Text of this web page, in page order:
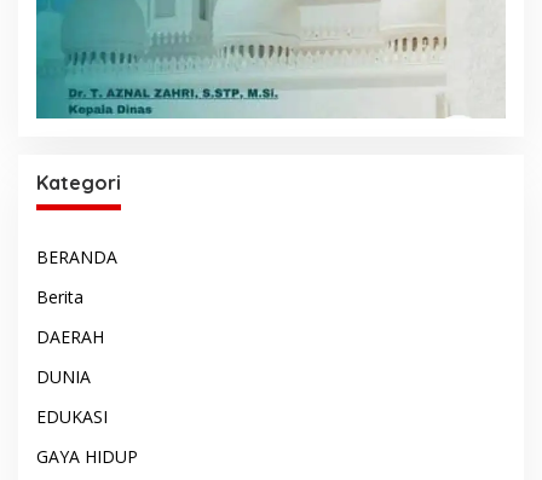
Kategori
BERANDA
Berita
DAERAH
DUNIA
EDUKASI
GAYA HIDUP